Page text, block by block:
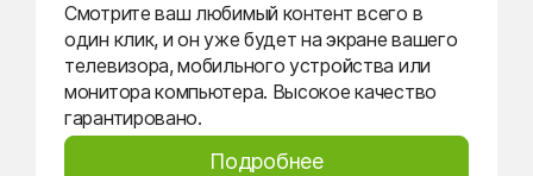
Смотрите ваш любимый контент всего в
один клик, и он уже будет на экране вашего
телевизора, мобильного устройства или
монитора компьютера. Высокое качество
гарантировано.
Подробнее